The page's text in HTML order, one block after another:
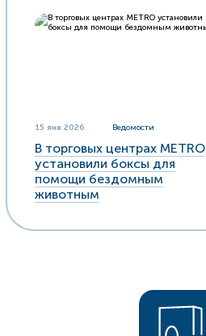
15 янв 2026 Ведомости
В торговых центрах METRO
установили боксы для
помощи бездомным
животным